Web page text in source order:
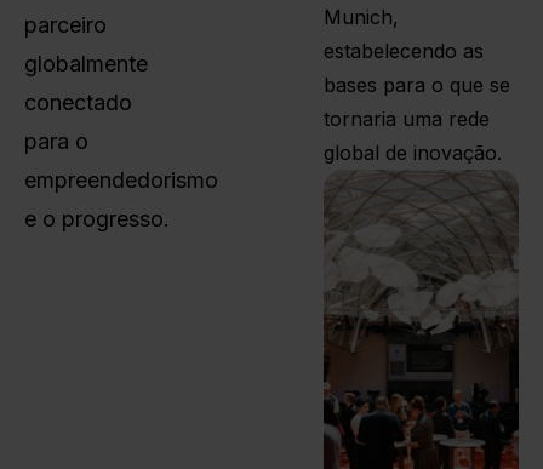
parceiro
globalmente
conectado
para o
empreendedorismo
e o progresso.
Munich,
estabelecendo as
bases para o que se
tornaria uma rede
global de inovação.